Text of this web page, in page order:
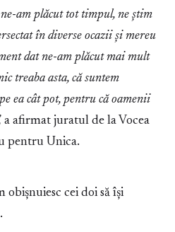
am plăcut tot timpul, ne știm
în diverse ocazii și mereu
dat ne-am plăcut mai mult
treaba asta, că suntem
ea cât pot, pentru că oamenii
a afirmat juratul de la Vocea
pentru Unica.
cei doi să își